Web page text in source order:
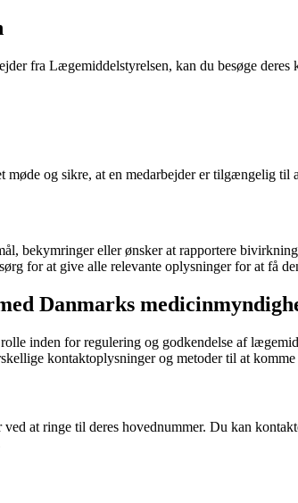
fra Lægemiddelstyrelsen, kan du besøge
og sikre, at en medarbejder er tilgængelig til
bekymringer eller ønsker at rapportere
for at give alle relevante oplysninger for at få
Danmarks
inden for regulering og godkendelse af
kontaktoplysninger og metoder til at
at ringe til deres hovednummer. Du kan